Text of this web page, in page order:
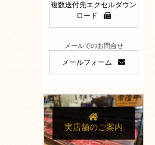
複数送付先エクセルダウン
ロード
メールでのお問合せ
メールフォーム
実店舗のご案内